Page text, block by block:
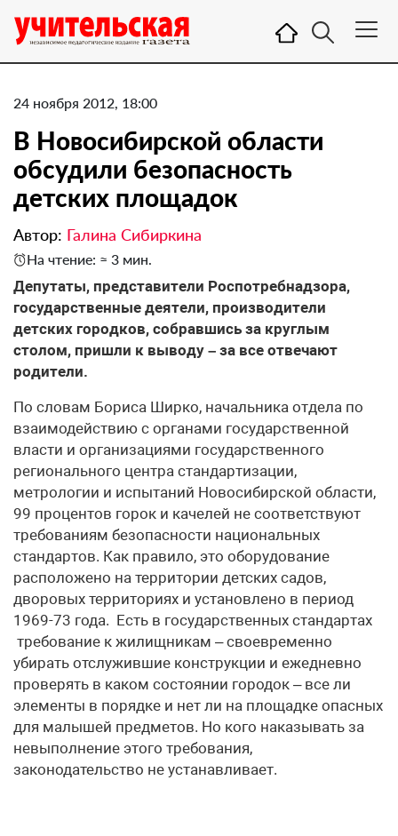
24 ноября 2012, 18:00
В Новосибирской области
обсудили безопасность
детских площадок
Автор: Галина Сибиркина
На чтение: ≈ 3 мин.
Депутаты, представители Роспотребнадзора,
государственные деятели, производители
детских городков, собравшись за круглым
столом, пришли к выводу – за все отвечают
родители.
По словам Бориса Ширко, начальника отдела по
взаимодействию с органами государственной
власти и организациями государственного
регионального центра стандартизации,
метрологии и испытаний Новосибирской области,
99 процентов горок и качелей не соответствуют
требованиям безопасности национальных
стандартов. Как правило, это оборудование
расположено на территории детских садов,
дворовых территориях и установлено в период
1969-73 года. Есть в государственных стандартах
требование к жилищникам – своевременно
убирать отслужившие конструкции и ежедневно
проверять в каком состоянии городок – все ли
элементы в порядке и нет ли на площадке опасных
для малышей предметов. Но кого наказывать за
невыполнение этого требования,
законодательство не устанавливает.